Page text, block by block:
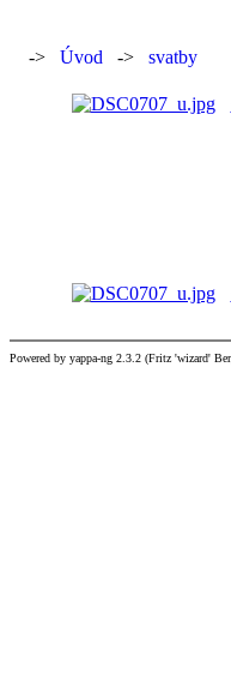
-> Úvod -> svatby
Powered by yappa-ng 2.3.2 (Fritz 'wizard'